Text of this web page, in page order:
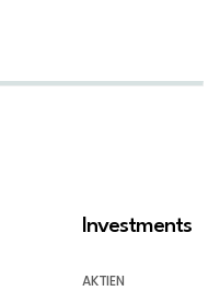
Investments
AKTIEN